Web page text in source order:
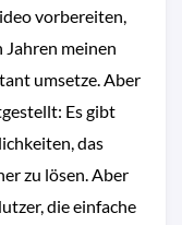
vorbereiten,
Jahren meinen
umsetze. Aber
Es gibt
das
zu lösen. Aber
die einfache